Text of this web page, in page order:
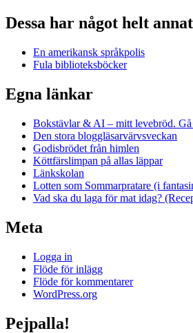
Dessa har något helt
En amerikansk språkpolis
Fula biblioteksböcker
Egna länkar
Bokstävlar & AI – mitt levebröd. Gå
Den stora bloggläsarvärvsveckan
Godisbrödet från himlen
Köttfärslimpan på allas läppar
Länkskolan
Lotten som Sommarpratare (i
Vad ska du laga för mat idag?
Meta
Logga in
Flöde för inlägg
Flöde för kommentarer
WordPress.org
Pejpalla!